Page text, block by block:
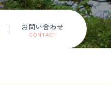
お問い合わせ
CONTACT